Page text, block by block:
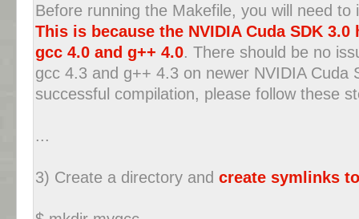
Before running the Makefile, you will need
This is because the NVIDIA Cuda SDK
gcc 4.0 and g++ 4.0. There should be no
gcc 4.3 and g++ 4.3 on newer NVIDIA Cuda
successful compilation, please follow these
...
3) Create a directory and create symlinks